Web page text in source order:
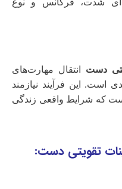
دست انتقال مهارت‌های
این فرآیند نیازمند
که شرایط واقعی زندگی
تقویتی دست: